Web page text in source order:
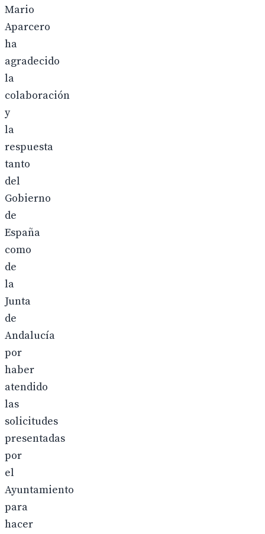
Mario
Aparcero
ha
agradecido
la
colaboración
y
la
respuesta
tanto
del
Gobierno
de
España
como
de
la
Junta
de
Andalucía
por
haber
atendido
las
solicitudes
presentadas
por
el
Ayuntamiento
para
hacer